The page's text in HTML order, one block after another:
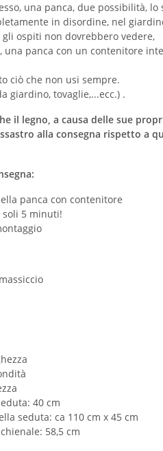
una panca, due possibilità,
in disordine, nel
gli ospiti non dovrebbero vedere,
una panca con un contenitore
ciò che non usi sempre.
giardino, tovaglie,...ecc.) .
il legno, a causa delle sue
alla consegna rispetto a
panca con contenitore
5 minuti!
40 cm
seduta: ca 110 cm x 45 cm
58,5 cm